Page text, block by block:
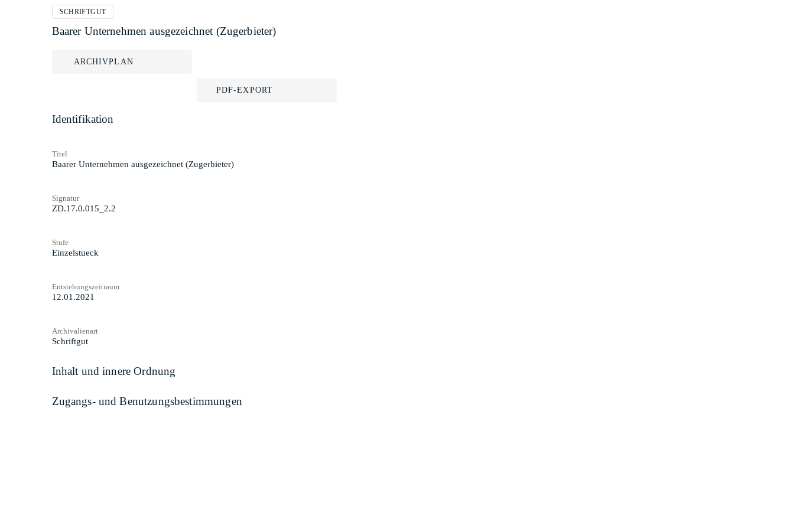
SCHRIFTGUT
Baarer Unternehmen ausgezeichnet (Zugerbieter)
ARCHIVPLAN
PDF-EXPORT
Identifikation
Titel
Baarer Unternehmen ausgezeichnet (Zugerbieter)
Signatur
ZD.17.0.015_2.2
Stufe
Einzelstueck
Entstehungszeitraum
12.01.2021
Archivalienart
Schriftgut
Inhalt und innere Ordnung
Zugangs- und Benutzungsbestimmungen